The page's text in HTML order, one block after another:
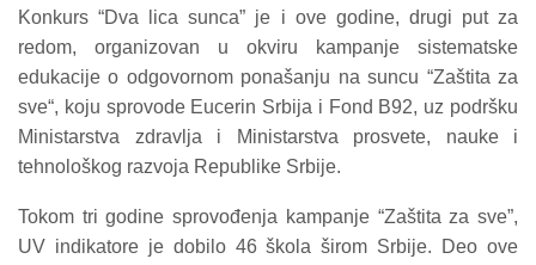
Konkurs “Dva lica sunca” je i ove godine, drugi put za
redom, organizovan u okviru kampanje sistematske
edukacije o odgovornom ponašanju na suncu “Zaštita za
sve“, koju sprovode Eucerin Srbija i Fond B92, uz podršku
Ministarstva zdravlja i Ministarstva prosvete, nauke i
tehnološkog razvoja Republike Srbije.
Tokom tri godine sprovođenja kampanje “Zaštita za sve”,
UV indikatore je dobilo 46 škola širom Srbije. Deo ove